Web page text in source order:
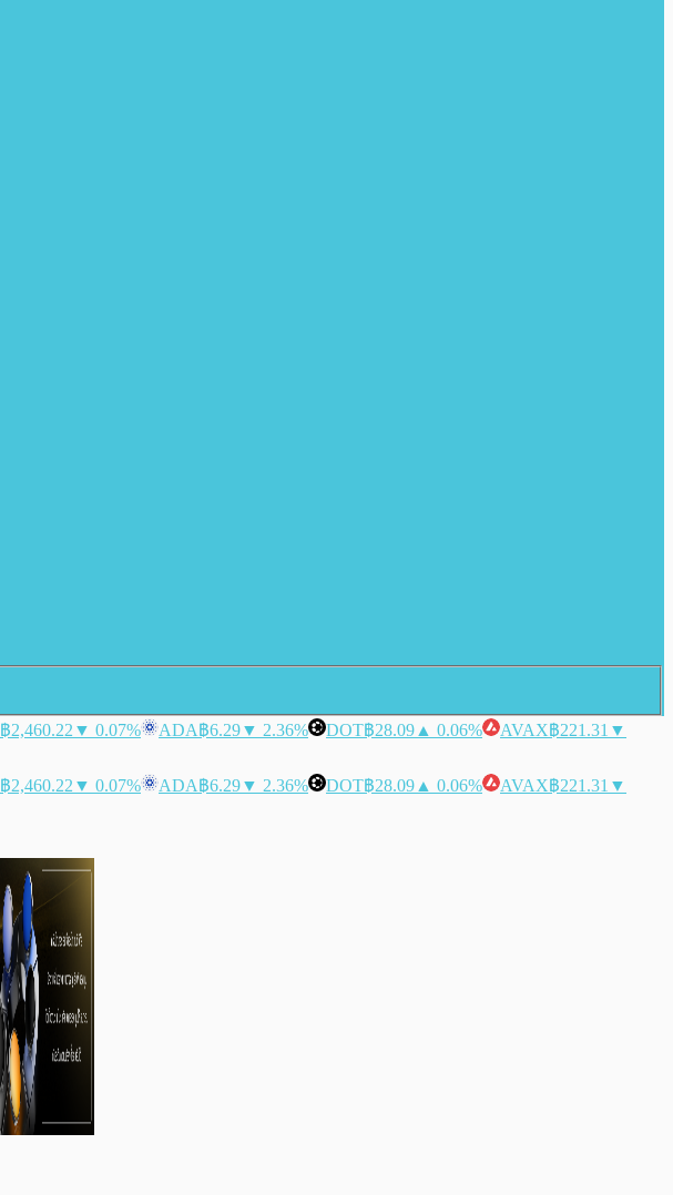
฿2,460.22 ▼ 0.07% ADA฿6.29▼ 2.36% DOT฿28.09 ▲ 0.06% AVAX฿221.31 ▼
฿2,460.22 ▼ 0.07% ADA฿6.29▼ 2.36% DOT฿28.09 ▲ 0.06% AVAX฿221.31 ▼